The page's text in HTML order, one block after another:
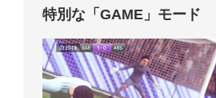
特別な「GAME」モード